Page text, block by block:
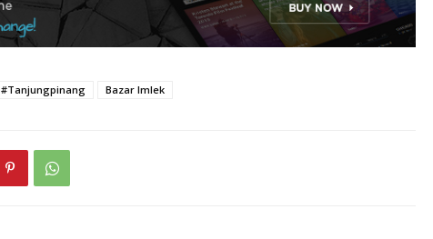
#Tanjungpinang Bazar Imlek